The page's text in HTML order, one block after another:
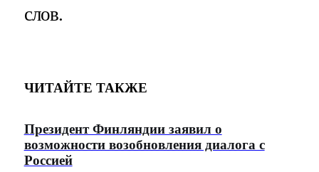
слов.
ЧИТАЙТЕ ТАКЖЕ
Президент Финляндии заявил о
возможности возобновления диалога с
Россией